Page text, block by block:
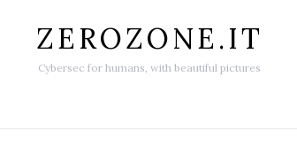
ZEROZONE.IT
Cybersec for humans, with beautiful pictures